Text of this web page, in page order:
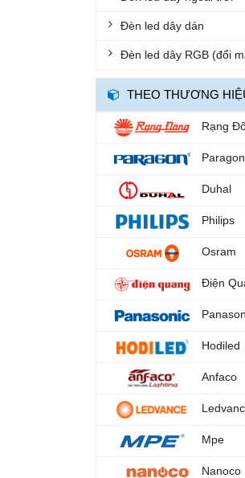
ĐÈN DIỆT KHUẨN
ĐÈN TRỤ CỔNG
ĐÈN NUÔI CẤY MÔ
ĐÈN LED TRỒNG RAU
ĐÈN BÀN HỌC
ĐÈN THẢ
ĐÈN CẮM CỎ
ĐÈN ÂM TƯỜNG
Đèn led dây dán
Đèn led dây RGB (đổi
THEO THƯƠNG
Rạng
Paragon
Duhal
Philips
Osram
Điện
Hodiled
Anfaco
Mpe
Nanoco